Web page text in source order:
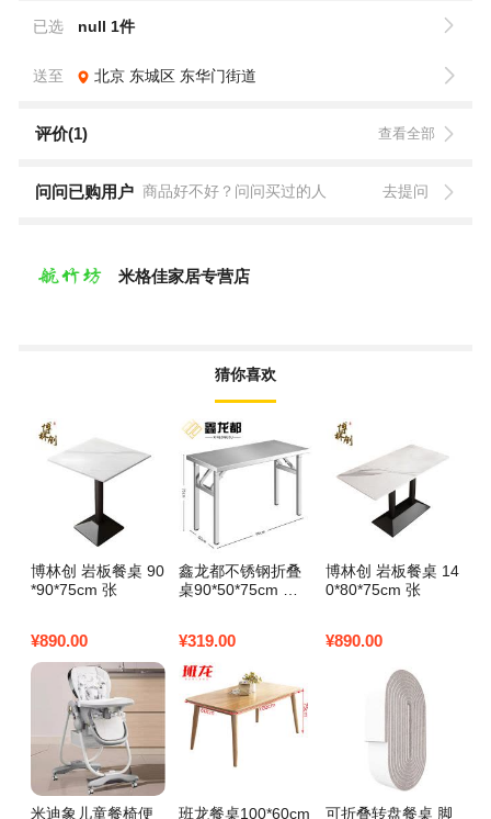
已选 null 1件
送至 北京 东城区 东华门街道
评价(1) 查看全部
问问已购用户 商品好不好？问问买过的人 去提问
米格佳家居专营店
猜你喜欢
博林创 岩板餐桌 90
*90*75cm 张
¥890.00
鑫龙都不锈钢折叠
桌90*50*75cm 不
¥319.00
博林创 岩板餐桌 14
0*80*75cm 张
¥890.00
米迪象儿童餐椅便 班龙餐桌100*60cm 可折叠转盘餐桌 脚